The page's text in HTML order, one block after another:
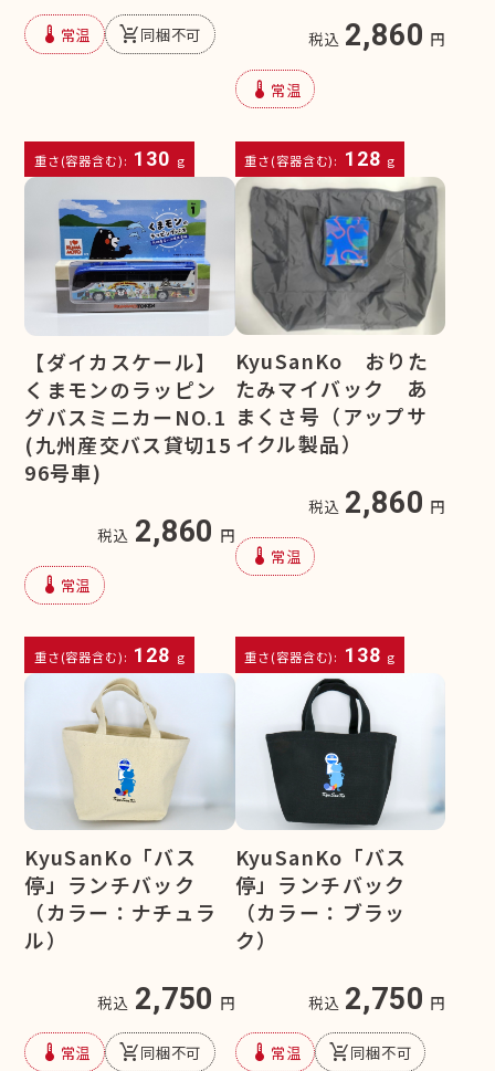
device_thermostat 常温 remove_shopping_cart同梱不可
重さ(容器含む): 130 g
税込 2,860 円
device_thermostat 常温
重さ(容器含む): 128 g
【ダイカスケール】
くまモンのラッピン
グバスミニカーNO.1
(九州産交バス貸切15
96号車)
税込 2,860 円
device_thermostat 常温
重さ(容器含む): 128 g
KyuSanKo おりた
たみマイバック あ
まくさ号（アップサ
イクル製品）
税込 2,860 円
device_thermostat 常温
重さ(容器含む): 138 g
KyuSanKo「バス
停」ランチバック
（カラー：ナチュラ
ル）
税込 2,750 円
device_thermostat 常温 remove_shopping_cart同梱不可
KyuSanKo「バス
停」ランチバック
（カラー：ブラッ
ク）
税込 2,750 円
device_thermostat 常温 remove_shopping_cart同梱不可